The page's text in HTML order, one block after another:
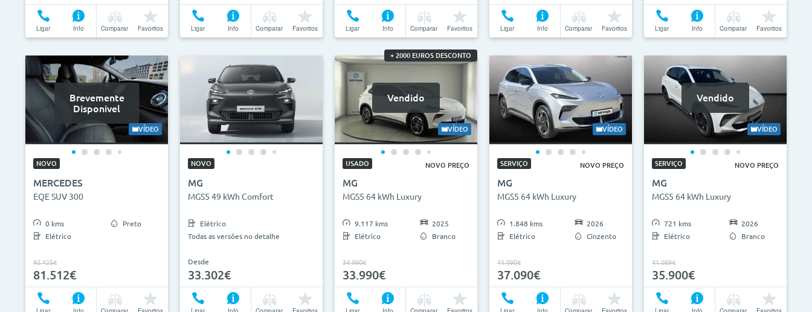
Ligar Info Comparar Favoritos Ligar Info Comparar Favoritos Ligar Info Comparar Favoritos Ligar Info Comparar Favoritos Ligar Info Comparar Favoritos
Brevemente
Disponivel
VÍDEO
NOVO
MERCEDES
EQE SUV 300
0 kms
Elétrico
Preto
92.425€
81.512€
NOVO
MG
MGS5 49 kWh Comfort
Elétrico
Todas as versões no detalhe
Desde
33.302€
+ 2000 EUROS DESCONTO
Vendido
VÍDEO
USADO NOVO PREÇO
MG
MGS5 64 kWh Luxury
9.117 kms
Elétrico
2025
Branco
34.990€
33.990€
VÍDEO
SERVIÇO NOVO PREÇO
MG
MGS5 64 kWh Luxury
1.848 kms
Elétrico
2026
Cinzento
41.090€
37.090€
Vendido
VÍDEO
SERVIÇO NOVO PREÇO
MG
MGS5 64 kWh Luxury
721 kms
Elétrico
2026
Branco
41.089€
35.900€